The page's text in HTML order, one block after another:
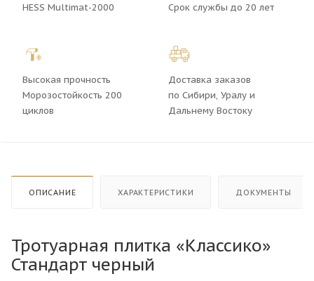
HESS Multimat-2000
Срок службы до 20 лет
Высокая прочность
Морозостойкость 200
циклов
Доставка заказов
по Сибири, Уралу и
Дальнему Востоку
ОПИСАНИЕ ХАРАКТЕРИСТИКИ ДОКУМЕНТЫ
Тротуарная плитка «Классико»
Стандарт черный